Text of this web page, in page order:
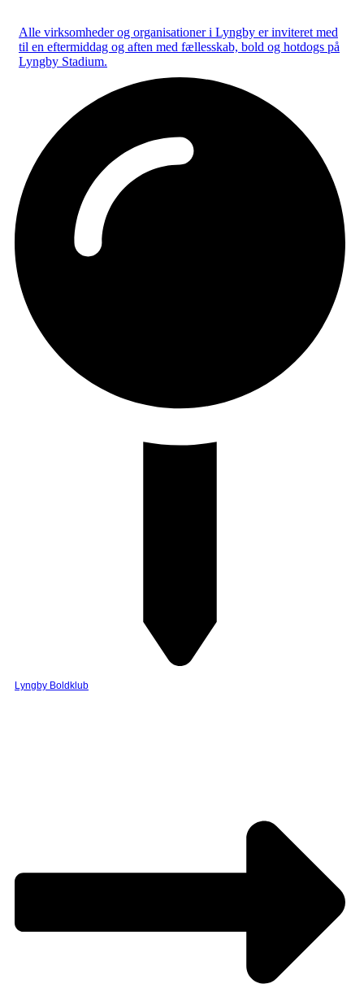
Alle virksomheder og organisationer i Lyngby er inviteret med
til en eftermiddag og aften med fællesskab, bold og hotdogs på
Lyngby Stadium.
Lyngby Boldklub